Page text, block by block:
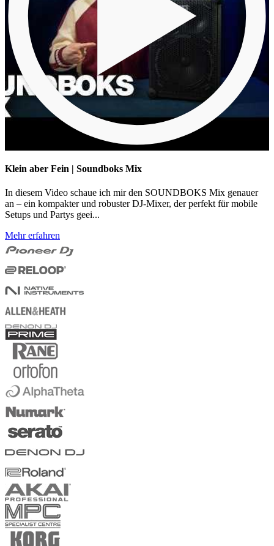
Klein aber Fein | Soundboks Mix
In diesem Video schaue ich mir den SOUNDBOKS Mix genauer
an – ein kompakter und robuster DJ-Mixer, der perfekt für mobile
Setups und Partys geei...
Mehr erfahren